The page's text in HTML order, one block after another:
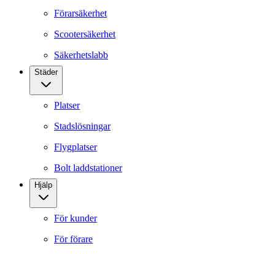
Förarsäkerhet
Scootersäkerhet
Säkerhetslabb
Städer
Platser
Stadslösningar
Flygplatser
Bolt laddstationer
Hjälp
För kunder
För förare